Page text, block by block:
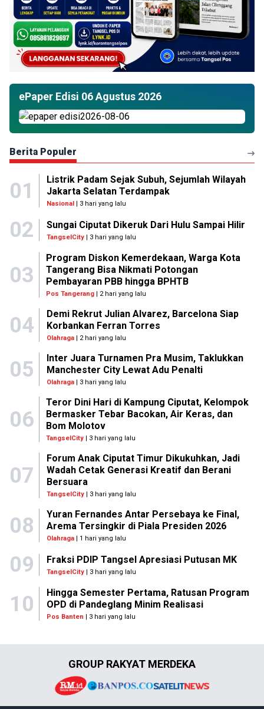
ePaper Edisi 06 Agustus 2026
Berita Populer
01
Listrik Padam Sejak Subuh, Sejumlah Wilayah
Jakarta Selatan Terdampak
Nasional| 3 hari yang lalu
02 Sungai Ciputat Dikeruk Dari Hulu Sampai Hilir
TangselCity | 3 hari yang lalu
03
Program Diskon Kemerdekaan, Warga Kota
Tangerang Bisa Nikmati Potongan
Pembayaran PBB hingga BPHTB
Pos Tangerang | 2 hari yang lalu
04
Demi Rekrut Julian Alvarez, Barcelona Siap
Korbankan Ferran Torres
Olahraga| 2 hari yang lalu
05
Inter Juara Turnamen Pra Musim, Taklukkan
Manchester City Lewat Adu Penalti
Olahraga| 3 hari yang lalu
06
Teror Dini Hari di Kampung Ciputat, Kelompok
Bermasker Tebar Bacokan, Air Keras, dan
Bom Molotov
TangselCity | 3 hari yang lalu
07
Forum Anak Ciputat Timur Dikukuhkan, Jadi
Wadah Cetak Generasi Kreatif dan Berani
Bersuara
TangselCity| 3 hari yang lalu
08
Yuran Fernandes Antar Persebaya ke Final,
Arema Tersingkir di Piala Presiden 2026
Olahraga| 1 hari yang lalu
09 Fraksi PDIP Tangsel Apresiasi Putusan MK
TangselCity | 3 hari yang lalu
10
Hingga Semester Pertama, Ratusan Program
OPD di Pandeglang Minim Realisasi
Pos Banten | 3 hari yang lalu
GROUP RAKYAT MERDEKA